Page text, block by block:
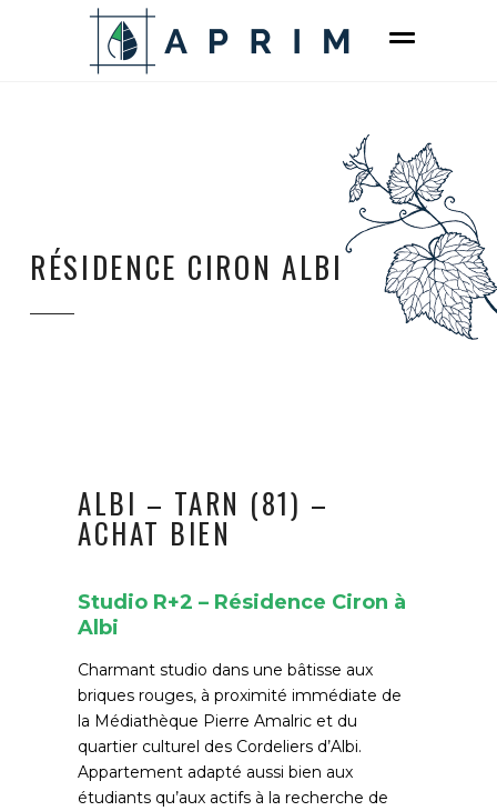
RÉSIDENCE CIRON ALBI
ALBI – TARN (81) –
ACHAT BIEN
Studio R+2 – Résidence Ciron à
Albi
Charmant studio dans une bâtisse aux
briques rouges, à proximité immédiate de
la Médiathèque Pierre Amalric et du
quartier culturel des Cordeliers d’Albi.
Appartement adapté aussi bien aux
étudiants qu’aux actifs à la recherche de